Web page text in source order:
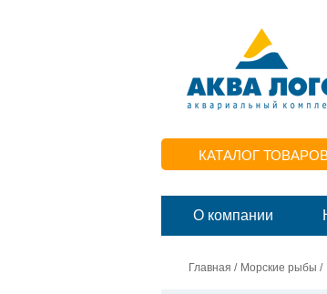
КАТАЛОГ
О компании
Главная / Морские рыбы /